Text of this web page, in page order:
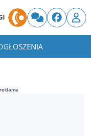
reklama